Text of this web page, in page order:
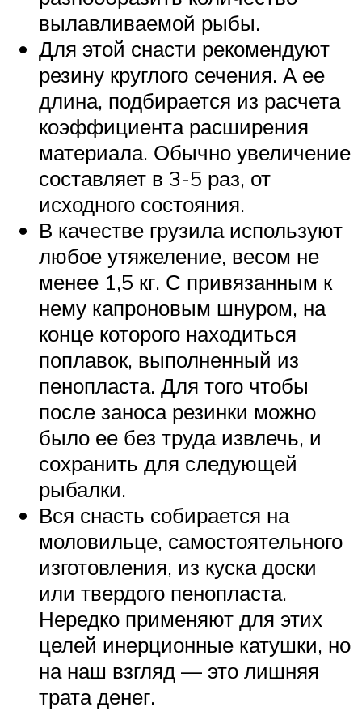
вылавливаемой рыбы.
Для этой снасти рекомендуют
резину круглого сечения. А ее
длина, подбирается из расчета
коэффициента расширения
материала. Обычно увеличение
составляет в 3-5 раз, от
исходного состояния.
В качестве грузила используют
любое утяжеление, весом не
менее 1,5 кг. С привязанным к
нему капроновым шнуром, на
конце которого находиться
поплавок, выполненный из
пенопласта. Для того чтобы
после заноса резинки можно
было ее без труда извлечь, и
сохранить для следующей
рыбалки.
Вся снасть собирается на
моловильце, самостоятельного
изготовления, из куска доски
или твердого пенопласта.
Нередко применяют для этих
целей инерционные катушки, но
на наш взгляд — это лишняя
трата денег.